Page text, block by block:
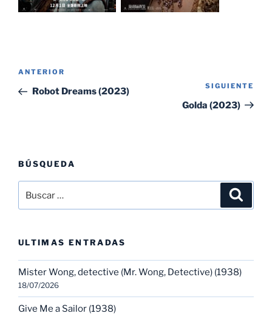
Navegación
entradas
Entrada
anterior:
ANTERIOR
Robot Dreams (2023)
SIGUIENTE
Golda (2023)
BÚSQUEDA
por:
ULTIMAS ENTRADAS
Mister Wong, detective (Mr. Wong, Detective) (1938)
18/07/2026
Give Me a Sailor (1938)